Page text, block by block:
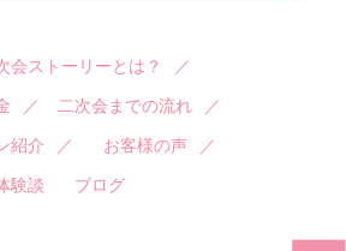
会ストーリーとは？ ／
／ 二次会までの流れ ／
紹介 ／ お客様の声 ／
験談 ブログ